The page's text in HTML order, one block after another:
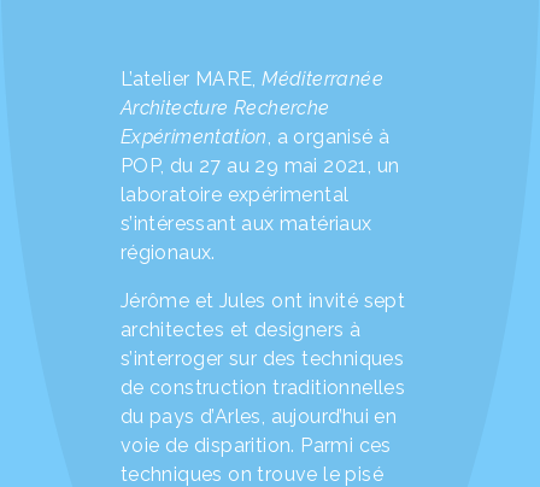
L’atelier MARE,Méditerranée
Architecture Recherche
Expérimentation, a organisé à
POP, du 27 au 29 mai 2021, un
laboratoire expérimental
s’intéressant aux matériaux
régionaux.
Jérôme et Jules ont invité sept
architectes et designers à
s’interroger sur des techniques
de construction traditionnelles
du pays d’Arles, aujourd’hui en
voie de disparition. Parmi ces
techniques on trouve le pisé